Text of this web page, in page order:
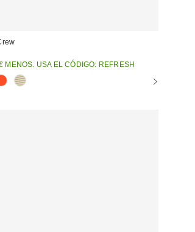
USA EL CÓDIGO: REFRESH